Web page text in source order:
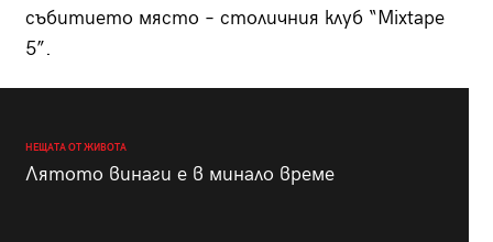
събитието място – столичния клуб “Mixtape
5”.
НЕЩАТА ОТ ЖИВОТА
Лятото винаги е в минало време